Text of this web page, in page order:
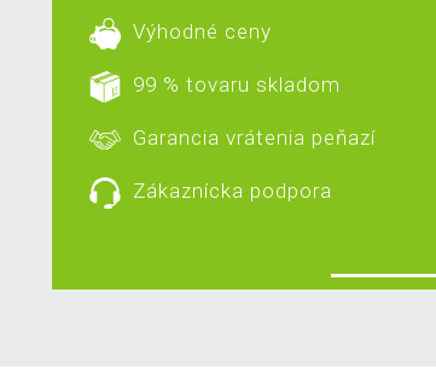
Výhodné ceny
99 % tovaru skladom
Garancia vrátenia peňazí
Zákaznícka podpora